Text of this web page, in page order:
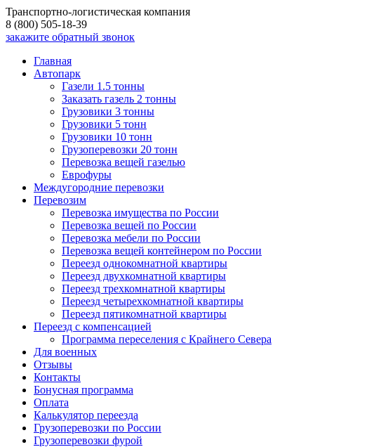
Транспортно-логистическая компания
8 (800) 505-18-39
закажите обратный звонок
Главная
Автопарк
Газели 1.5 тонны
Заказать газель 2 тонны
Грузовики 3 тонны
Грузовики 5 тонн
Грузовики 10 тонн
Грузоперевозки 20 тонн
Перевозка вещей газелью
Еврофуры
Междугородние перевозки
Перевозим
Перевозка имущества по России
Перевозка вещей по России
Перевозка мебели по России
Перевозка вещей контейнером по России
Переезд однокомнатной квартиры
Переезд двухкомнатной квартиры
Переезд трехкомнатной квартиры
Переезд четырехкомнатной квартиры
Переезд пятикомнатной квартиры
Переезд с компенсацией
Программа переселения с Крайнего Севера
Для военных
Отзывы
Контакты
Бонусная программа
Оплата
Калькулятор переезда
Грузоперевозки по России
Грузоперевозки фурой